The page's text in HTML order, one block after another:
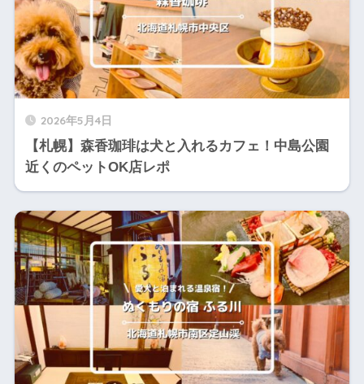
2026年5月4日
【札幌】森香珈琲は犬と入れるカフェ！中島公園
近くのペットOK店レポ